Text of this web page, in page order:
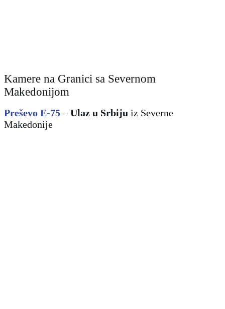
Kamere na Granici sa Severnom
Makedonijom
Preševo E-75 –Ulaz u Srbiju iz Severne
Makedonije